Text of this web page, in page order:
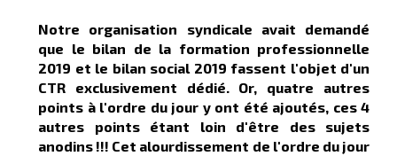
Notre organisation syndicale avait demandé
que le bilan de la formation professionnelle
2019 et le bilan social 2019 fassent l'objet d'un
CTR exclusivement dédié. Or, quatre autres
points à l'ordre du jour y ont été ajoutés, ces 4
autres points étant loin d'être des sujets
anodins !!! Cet alourdissement de l'ordre du jour